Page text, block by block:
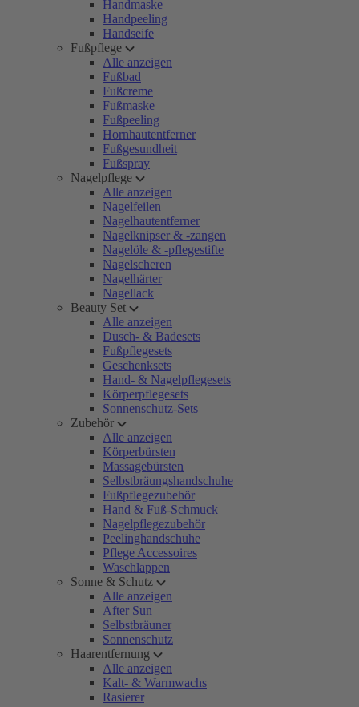
Handmaske
Handpeeling
Handseife
Fußpflege
Alle anzeigen
Fußbad
Fußcreme
Fußmaske
Fußpeeling
Hornhautentferner
Fußgesundheit
Fußspray
Nagelpflege
Alle anzeigen
Nagelfeilen
Nagelhautentferner
Nagelknipser & -zangen
Nagelöle & -pflegestifte
Nagelscheren
Nagelhärter
Nagellack
Beauty Set
Alle anzeigen
Dusch- & Badesets
Fußpflegesets
Geschenksets
Hand- & Nagelpflegesets
Körperpflegesets
Sonnenschutz-Sets
Zubehör
Alle anzeigen
Körperbürsten
Massagebürsten
Selbstbräungshandschuhe
Fußpflegezubehör
Hand & Fuß-Schmuck
Nagelpflegezubehör
Peelinghandschuhe
Pflege Accessoires
Waschlappen
Sonne & Schutz
Alle anzeigen
After Sun
Selbstbräuner
Sonnenschutz
Haarentfernung
Alle anzeigen
Kalt- & Warmwachs
Rasierer